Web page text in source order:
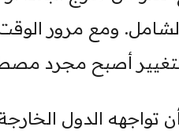
ومع مرور
التغيير أصبح مجرد
تواجهه الدول